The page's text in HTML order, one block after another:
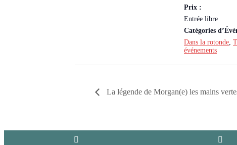
Prix :
Entrée libre
Catégories
Dans la rotonde
événements
La légende de Morgan(e) les mains